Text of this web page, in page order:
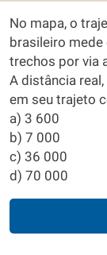
No mapa, o
brasileiro mede
trechos por via
A distância
em seu trajeto
a) 3 600
b) 7 000
c) 36 000
d) 70 000